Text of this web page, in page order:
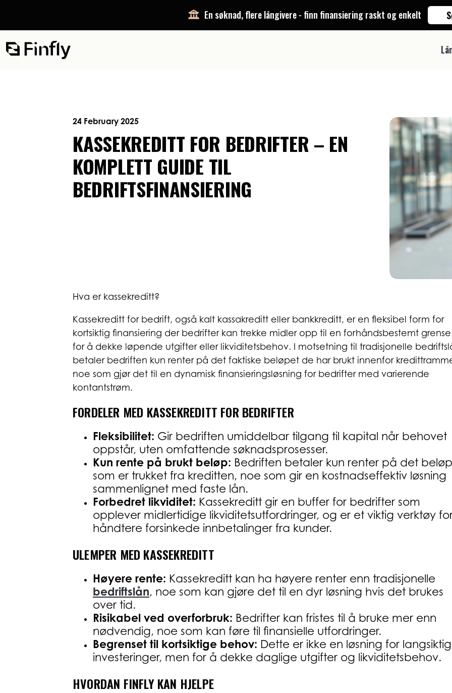
En søknad, flere långivere- finn finansiering raskt og enkelt
24 February 2025
KASSEKREDITT FOR BEDRIFTER – EN
KOMPLETT GUIDE TIL
BEDRIFTSFINANSIERING
Hva er kassekreditt?
Kassekreditt for bedrift, også kalt kassakreditt eller bankkreditt, er en fleksibel form for
kortsiktig finansiering der bedrifter kan trekke midler opp til en forhåndsbestemt grense
for å dekke løpende utgifter eller likviditetsbehov. I motsetning til tradisjonelle
betaler bedriften kun renter på det faktiske beløpet de har brukt innenfor
noe som gjør det til en dynamisk finansieringsløsning for bedrifter med varierende
kontantstrøm.
FORDELER MED KASSEKREDITT FOR BEDRIFTER
Fleksibilitet: Gir bedriften umiddelbar tilgang til kapital når behovet
oppstår, uten omfattende søknadsprosesser.
Kun rente på brukt beløp: Bedriften betaler kun renter på det
som er trukket fra kreditten, noe som gir en kostnadseffektiv løsning
sammenlignet med faste lån.
Forbedret likviditet: Kassekreditt gir en buffer for bedrifter som
opplever midlertidige likviditetsutfordringer, og er et viktig verktøy
håndtere forsinkede innbetalinger fra kunder.
ULEMPER MED KASSEKREDITT
Høyere rente: Kassekreditt kan ha høyere renter enn tradisjonelle
bedriftslån, noe som kan gjøre det til en dyr løsning hvis det brukes
over tid.
Risikabel ved overforbruk: Bedrifter kan fristes til å bruke mer enn
nødvendig, noe som kan føre til finansielle utfordringer.
Begrenset til kortsiktige behov: Dette er ikke en løsning for
investeringer, men for å dekke daglige utgifter og likviditetsbehov.
HVORDAN FINFLY KAN HJELPE